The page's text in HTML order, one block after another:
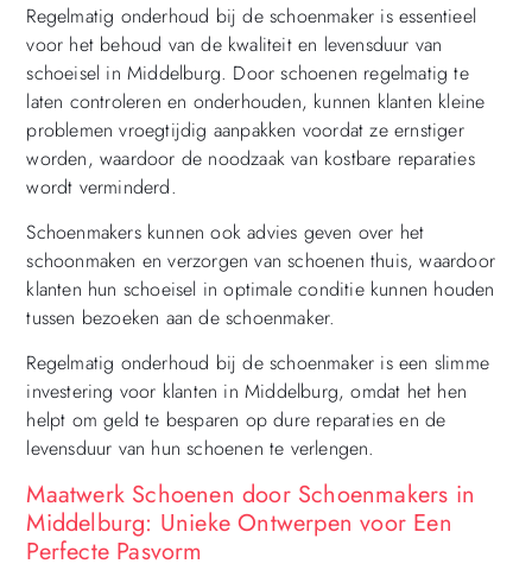
Regelmatig onderhoud bij de schoenmaker is essentieel
voor het behoud van de kwaliteit en levensduur van
schoeisel in Middelburg. Door schoenen regelmatig te
laten controleren en onderhouden, kunnen klanten kleine
problemen vroegtijdig aanpakken voordat ze ernstiger
worden, waardoor de noodzaak van kostbare reparaties
wordt verminderd.
Schoenmakers kunnen ook advies geven over het
schoonmaken en verzorgen van schoenen thuis, waardoor
klanten hun schoeisel in optimale conditie kunnen houden
tussen bezoeken aan de schoenmaker.
Regelmatig onderhoud bij de schoenmaker is een slimme
investering voor klanten in Middelburg, omdat het hen
helpt om geld te besparen op dure reparaties en de
levensduur van hun schoenen te verlengen.
Maatwerk Schoenen door Schoenmakers in
Middelburg: Unieke Ontwerpen voor Een
Perfecte Pasvorm